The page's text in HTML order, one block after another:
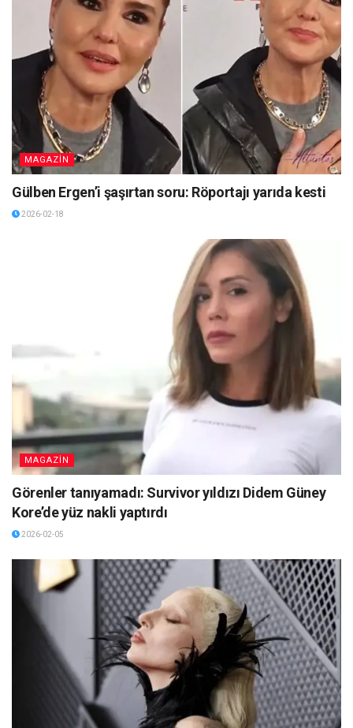
MAGAZİN
Gülben Ergen’i şaşırtan soru: Röportajı yarıda kesti
2026-02-18
MAGAZİN
Görenler tanıyamadı: Survivor yıldızı Didem Güney
Kore’de yüz nakli yaptırdı
2026-02-05